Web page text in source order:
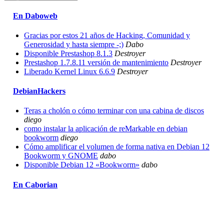
En Daboweb
Gracias por estos 21 años de Hacking, Comunidad y
Generosidad y hasta siempre -;) Dabo
Disponible Prestashop 8.1.3 Destroyer
Prestashop 1.7.8.11 versión de mantenimiento Destroyer
Liberado Kernel Linux 6.6.9 Destroyer
DebianHackers
Teras a cholón o cómo terminar con una cabina de discos
diego
como instalar la aplicación de reMarkable en debian
bookworm diego
Cómo amplificar el volumen de forma nativa en Debian 12
Bookworm y GNOME dabo
Disponible Debian 12 «Bookworm» dabo
En Caborian